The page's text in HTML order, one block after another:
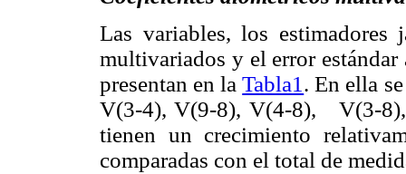
Las variables, los estimadores
multivariados y el error
presentan en laTabla1 . En ella
V(3-4), V(9-8), V(4-8),
V(3-
tienen un crecimiento
comparadas con el total de